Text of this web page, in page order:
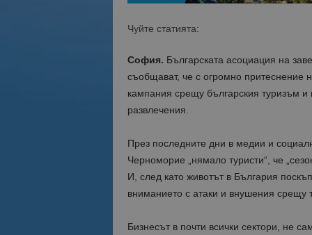
Чуйте статията:
София. Българската асоциация на
съобщават, че с огромно притеснение
кампания срещу българския туризъм и
развлечения.
През последните дни в медии и
Черноморие „нямало туристи“, че
И, след като животът в България
вниманието с атаки и внушения срещу
Бизнесът в почти всички сектори, не